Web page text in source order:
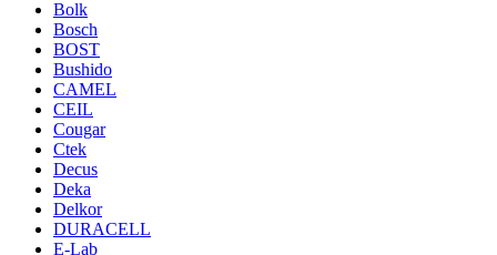
Bolk
Bosch
BOST
Bushido
CAMEL
CEIL
Cougar
Ctek
Decus
Deka
Delkor
DURACELL
E-Lab